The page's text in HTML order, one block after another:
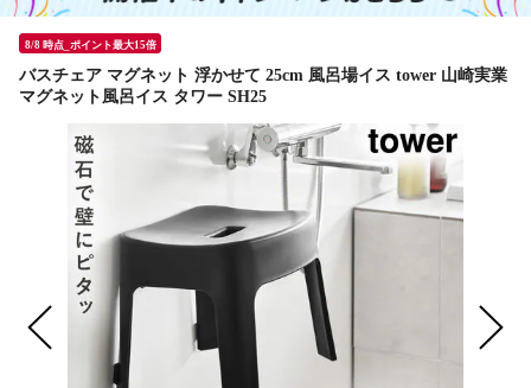
8/8 時点_ポイント最大15倍
バスチェア マグネット 浮かせて 25cm 風呂場イス tower 山崎実業
マグネット風呂イス タワー SH25